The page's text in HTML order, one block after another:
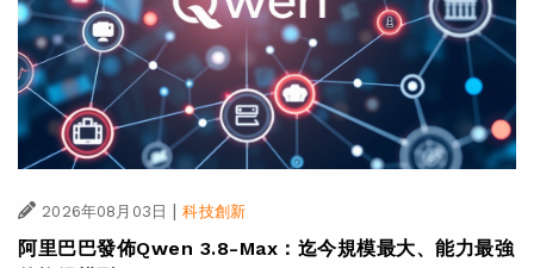
2026年08月03日 | 科技創新
阿里巴巴發佈Qwen 3.8-Max：迄今規模最大、能力最強